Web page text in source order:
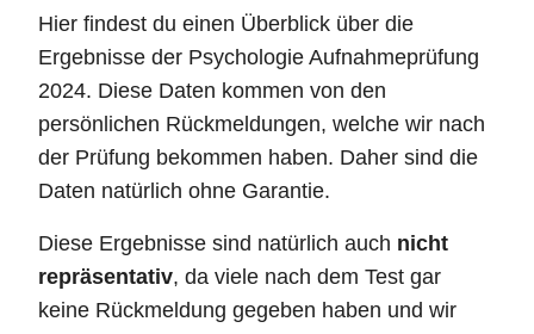
Englisch Deutsch Spanisch
Hier findest du einen Überblick über die
Ergebnisse der Psychologie Aufnahmeprüfung
2024. Diese Daten kommen von den
persönlichen Rückmeldungen, welche wir nach
der Prüfung bekommen haben. Daher sind die
Daten natürlich ohne Garantie.
Diese Ergebnisse sind natürlich auch nicht
repräsentativ, da viele nach dem Test gar
keine Rückmeldung gegeben haben und wir